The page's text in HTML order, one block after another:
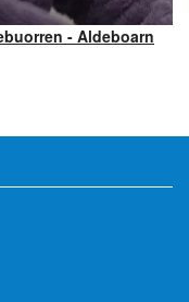
- Aldeboarn